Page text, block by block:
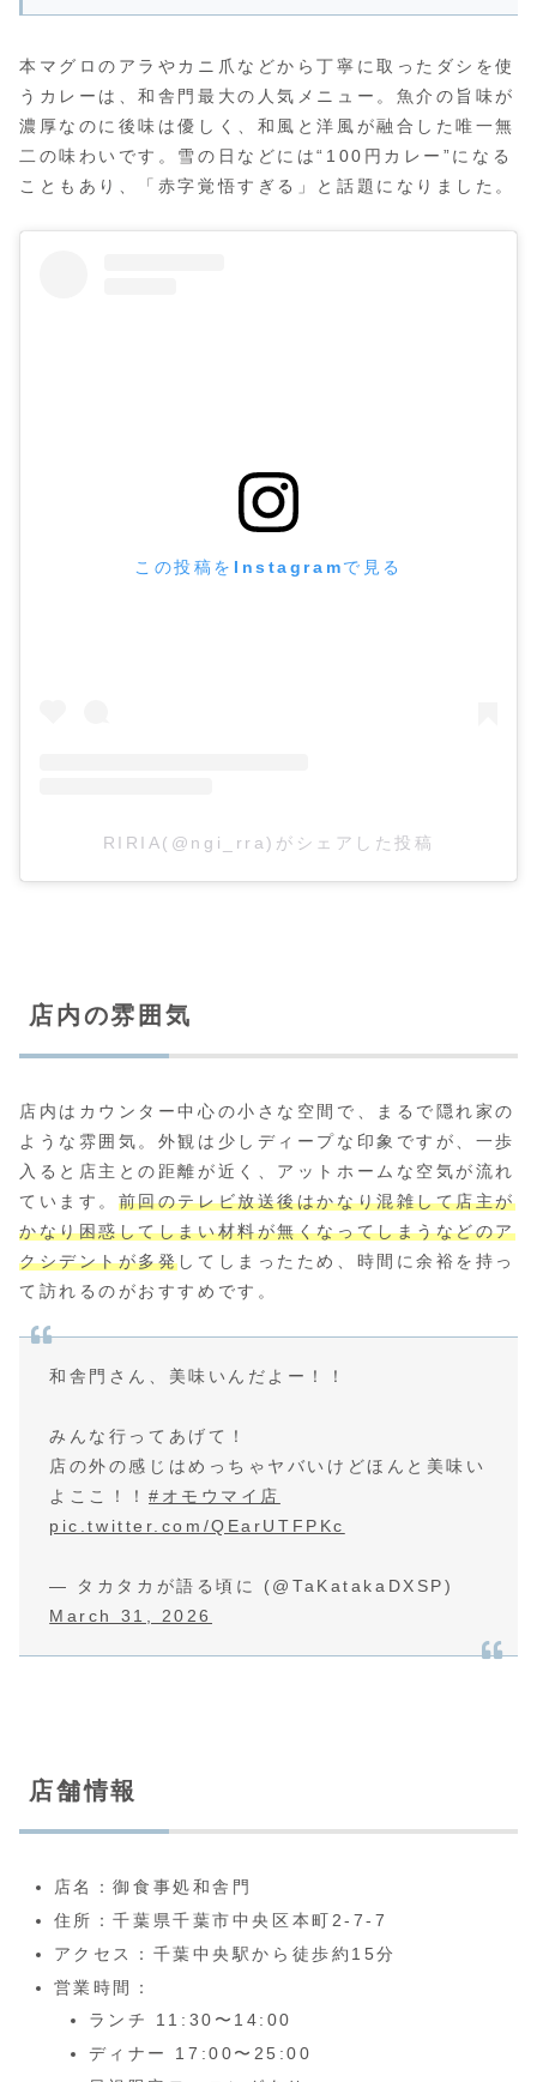
本マグロのアラやカニ爪などから丁寧に取ったダシを使
うカレーは、和舎門最大の人気メニュー。魚介の旨味が
濃厚なのに後味は優しく、和風と洋風が融合した唯一無
二の味わいです。雪の日などには“100円カレー”になる
こともあり、「赤字覚悟すぎる」と話題になりました。
この投稿をInstagramで見る
RIRIA(@ngi_rra)がシェアした投稿
店内の雰囲気
店内はカウンター中心の小さな空間で、まるで隠れ家の
ような雰囲気。外観は少しディープな印象ですが、一歩
入ると店主との距離が近く、アットホームな空気が流れ
ています。 前回のテレビ放送後はかなり混雑して店主が
かなり困惑してしまい材料が無くなってしまうなどのア
クシデントが多発してしまったため、時間に余裕を持っ
て訪れるのがおすすめです。
和舎門さん、美味いんだよー！！
みんな行ってあげて！
店の外の感じはめっちゃヤバいけどほんと美味い
よここ！！ #オモウマイ店
pic.twitter.com/QEarUTFPKc
— タカタカが語る頃に (@TaKatakaDXSP)
March 31, 2026
店舗情報
店名：御食事処和舎門
住所：千葉県千葉市中央区本町2-7-7
アクセス：千葉中央駅から徒歩約15分
営業時間：
ランチ 11:30〜14:00
ディナー 17:00〜25:00